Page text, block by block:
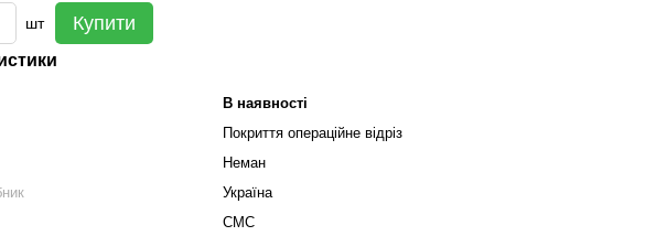
шт Купити
В наявності
Покриття операційне відріз
Неман
Україна
СМС